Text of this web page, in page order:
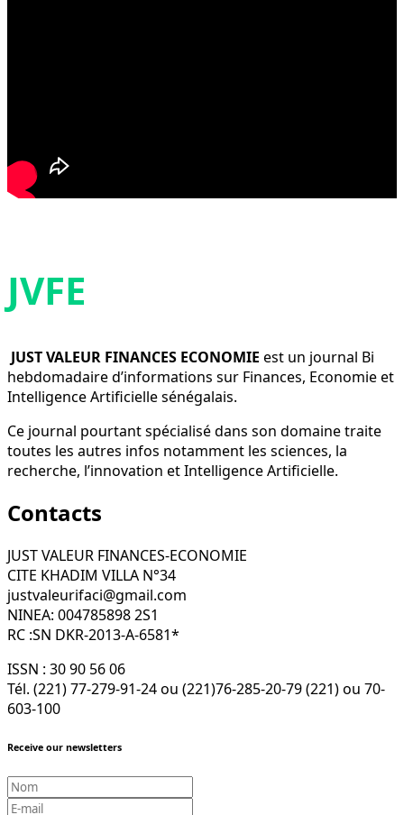
JVFE
JUST VALEUR FINANCES ECONOMIE est un journal Bi
hebdomadaire d’informations sur Finances, Economie et
Intelligence Artificielle sénégalais.
Ce journal pourtant spécialisé dans son domaine traite
toutes les autres infos notamment les sciences, la
recherche, l’innovation et Intelligence Artificielle.
Contacts
JUST VALEUR FINANCES-ECONOMIE
CITE KHADIM VILLA N°34
justvaleurifaci@gmail.com
NINEA: 004785898 2S1
RC :SN DKR-2013-A-6581*
ISSN : 30 90 56 06
Tél. (221) 77-279-91-24 ou (221)76-285-20-79 (221) ou 70-
603-100
Receive our newsletters